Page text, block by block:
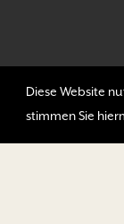
Diese Website
stimmen Sie